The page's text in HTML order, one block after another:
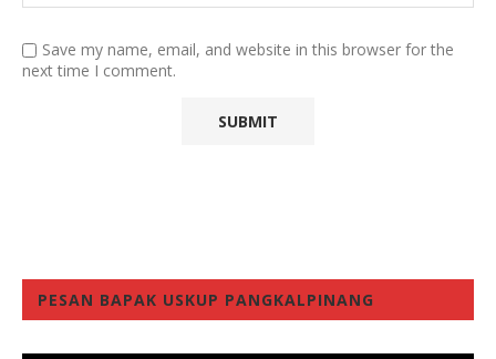
Save my name, email, and website in this browser for the
next time I comment.
PESAN BAPAK USKUP PANGKALPINANG